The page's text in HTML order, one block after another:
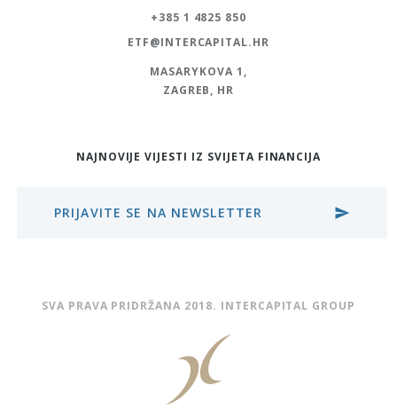
+385 1 4825 850
ETF@INTERCAPITAL.HR
MASARYKOVA 1,
ZAGREB, HR
NAJNOVIJE VIJESTI IZ SVIJETA FINANCIJA
PRIJAVITE SE NA NEWSLETTER send
SVA PRAVA PRIDRŽANA 2018. INTERCAPITAL GROUP